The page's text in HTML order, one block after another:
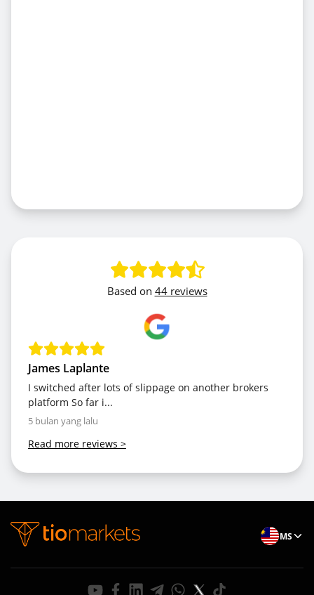
Based on 44 reviews
James Laplante
I switched after lots of slippage on another brokers
platform So far i...
5 bulan yang lalu
Read more reviews >
MS